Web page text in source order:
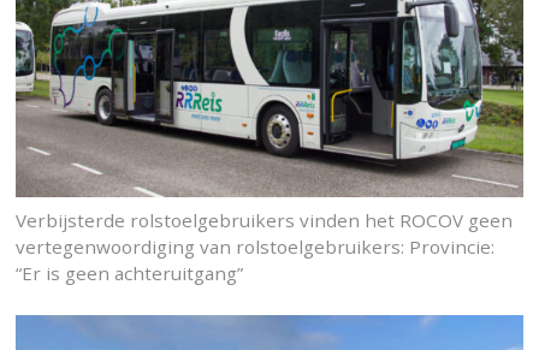
Verbijsterde rolstoelgebruikers vinden het ROCOV geen
vertegenwoordiging van rolstoelgebruikers: Provincie:
“Er is geen achteruitgang”